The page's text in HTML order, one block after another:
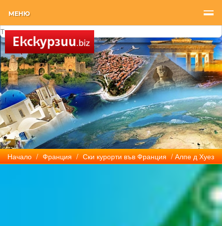
МЕНЮ
Начало / Франция / Ски курорти във Франция / Алпе д Хуез